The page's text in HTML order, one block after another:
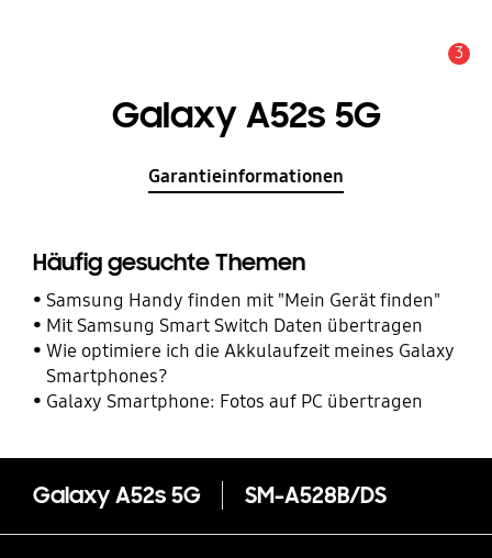
3
Galaxy A52s 5G
Garantieinformationen
Häufig gesuchte Themen
Samsung Handy finden mit "Mein Gerät finden"
Mit Samsung Smart Switch Daten übertragen
Wie optimiere ich die Akkulaufzeit meines Galaxy
Smartphones?
Galaxy Smartphone: Fotos auf PC übertragen
Galaxy A52s 5G SM-A528B/DS